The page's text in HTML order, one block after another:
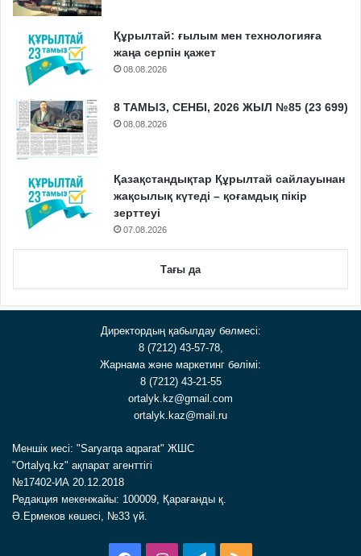
Құрылтай: ғылым мен технологияға
жаңа серпін қажет
08.08.2026
8 ТАМЫЗ, СЕНБІ, 2026 ЖЫЛ №85 (23 699)
08.08.2026
Қазақстандықтар Құрылтай сайлауынан
жақсылық күтеді – қоғамдық пікір
зерттеуі
07.08.2026
Тағы да
Директордың қабылдау бөлмесі:
8 (7212) 43-57-78,
Жарнама және маркетинг бөлімі:
8 (7212) 43-21-55
ortalyk.kz@gmail.com
ortalyk.kaz@mail.ru
Меншік иесі: "Saryarqa aqparat" ЖШС
"Ortalyq.kz" ақпарат агенттігі
№17402-ИА 20.12.2018
Редакция мекенжайы: 100009, Қарағанды қ.
Ә.Ермеков көшесі, №33 үй.